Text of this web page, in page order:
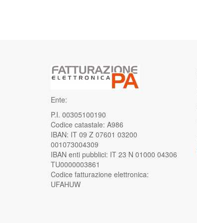
Ente:
P.I. 00305100190
Codice catastale: A986
IBAN: IT 09 Z 07601 03200
001073004309
IBAN enti pubblici: IT 23 N 01000 04306
TU0000003861
Codice fatturazione elettronica:
UFAHUW